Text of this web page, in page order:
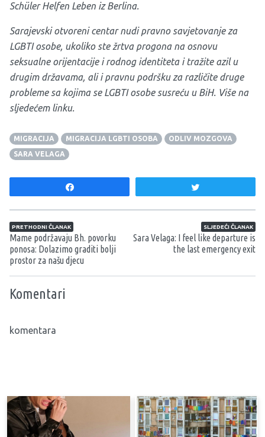
Schüler Helfen Leben iz Berlina.
Sarajevski otvoreni centar nudi pravno savjetovanje za
LGBTI osobe, ukoliko ste žrtva progona na osnovu
seksualne orijentacije i rodnog identiteta i tražite azil u
drugim državama, ali i pravnu podršku za različite druge
probleme sa kojima se LGBTI osobe susreću u BiH. Više na
sljedećem linku.
MIGRACIJA MIGRACIJA LGBTI OSOBA
ODLIV MOZGOVA
SARA VELAGA
Navigacija članaka
PRETHODNI ČLANAK
Mame podržavaju Bh. povorku
ponosa: Dolazimo graditi bolji
prostor za našu djecu
SLJEDEĆI ČLANAK
Sara Velaga: I feel like departure is
the last emergency exit
Komentari
komentara